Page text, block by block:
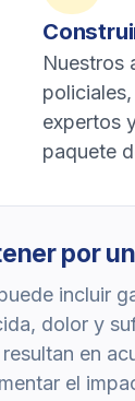
Nuestros
expertos
paquete
por
incluir
dolor y
en
el